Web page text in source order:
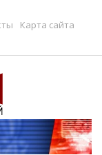
Карта сайта